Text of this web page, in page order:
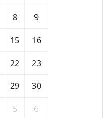
8 9
15 16
22 23
29 30
5 6